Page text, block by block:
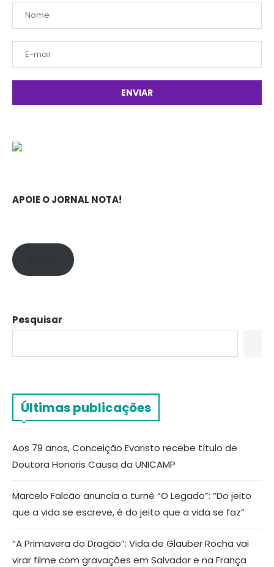
APOIE O JORNAL NOTA!
Pesquisar
Últimas publicações
Aos 79 anos, Conceição Evaristo recebe título de
Doutora Honoris Causa da UNICAMP
Marcelo Falcão anuncia a turnê “O Legado”: “Do jeito
que a vida se escreve, é do jeito que a vida se faz”
“A Primavera do Dragão”: Vida de Glauber Rocha vai
virar filme com gravações em Salvador e na França